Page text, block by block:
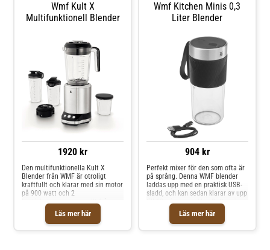
Wmf Kult X
Multifunktionell Blender
1920 kr
Läs mer här
Den multifunktionella Kult X
Blender från WMF är otroligt
kraftfullt och klarar med sin motor
på 900 watt och 2
mjuka till hårda ingredienser. Det
breda utbudet av medföljande
tillbehör gör blendern extremt
Wmf Kitchen Minis 0,3
Liter Blender
904 kr
Läs mer här
Perfekt mixer för den som ofta är
på språng. Denna WMF blender
laddas upp med en praktisk USB-
sladd, och kan sedan klarar av upp
den perfekt för ett aktivt och
hälsosamt liv. Gör snabbt färska
och läckra sm